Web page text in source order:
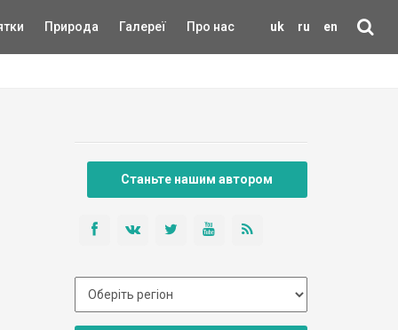
uk ru en
Природа Галереї Про нас
Станьте нашим автором